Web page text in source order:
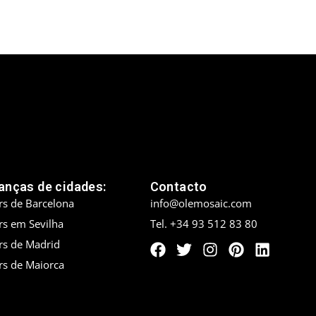
de cidades:
de Barcelona
em Sevilha
de Madrid
de Maiorca
Contacto
info@olemosaic.com
Tel. +34 93 512 83 80